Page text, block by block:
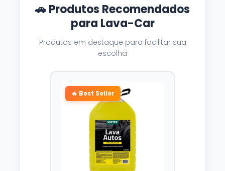
🚗 Produtos Recomendados
para Lava-Car
Produtos em destaque para facilitar sua
escolha
🔥 Best Seller